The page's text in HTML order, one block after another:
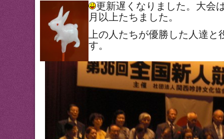
更新遅くなりました。大会
月以上たちました。
上の人たちが優勝した人達
す。